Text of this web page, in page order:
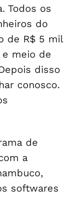
Todos os
do
de R$ 5 mil
meio de
disso
conosco.
de
a
softwares